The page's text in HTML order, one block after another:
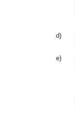
d)
e)